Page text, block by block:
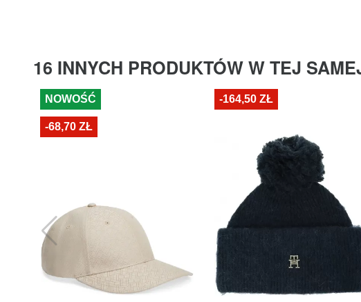
16 INNYCH PRODUKTÓW W TEJ
NOWOŚĆ
-68,70 ZŁ
-164,50 ZŁ